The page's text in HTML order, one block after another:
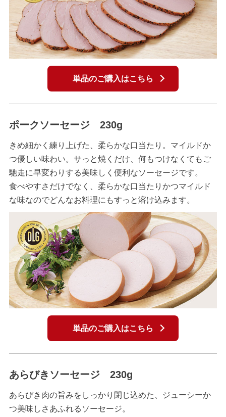
単品のご購入はこちら
ポークソーセージ 230g
きめ細かく練り上げた、柔らかな口当たり。マイルドか
つ優しい味わい。サっと焼くだけ、何もつけなくてもご
馳走に早変わりする美味しく便利なソーセージです。
食べやすさだけでなく、柔らかな口当たりかつマイルド
な味なのでどんなお料理にもすっと溶け込みます。
単品のご購入はこちら
あらびきソーセージ 230g
あらびき肉の旨みをしっかり閉じ込めた、ジューシーか
つ美味しさあふれるソーセージ。